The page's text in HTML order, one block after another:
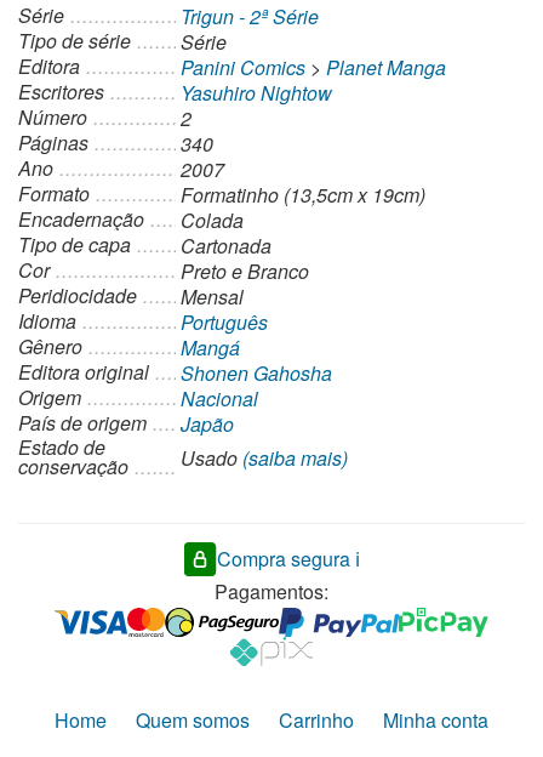
Série
Trigun - 2ª Série
Tipo de série
Série
Editora
Panini Comics > Planet Manga
Escritores
Yasuhiro Nightow
Número
2
Páginas
340
Ano
2007
Formato
Formatinho (13,5cm x 19cm)
Encadernação
Colada
Tipo de capa
Cartonada
Cor
Preto e Branco
Peridiocidade
Mensal
Idioma
Português
Gênero
Mangá
Editora original
Shonen Gahosha
Origem
Nacional
País de origem
Japão
Estado de
conservação Usado (saiba mais)
Compra segura ℹ️
Pagamentos:
Home Quem somos Carrinho
Minha conta